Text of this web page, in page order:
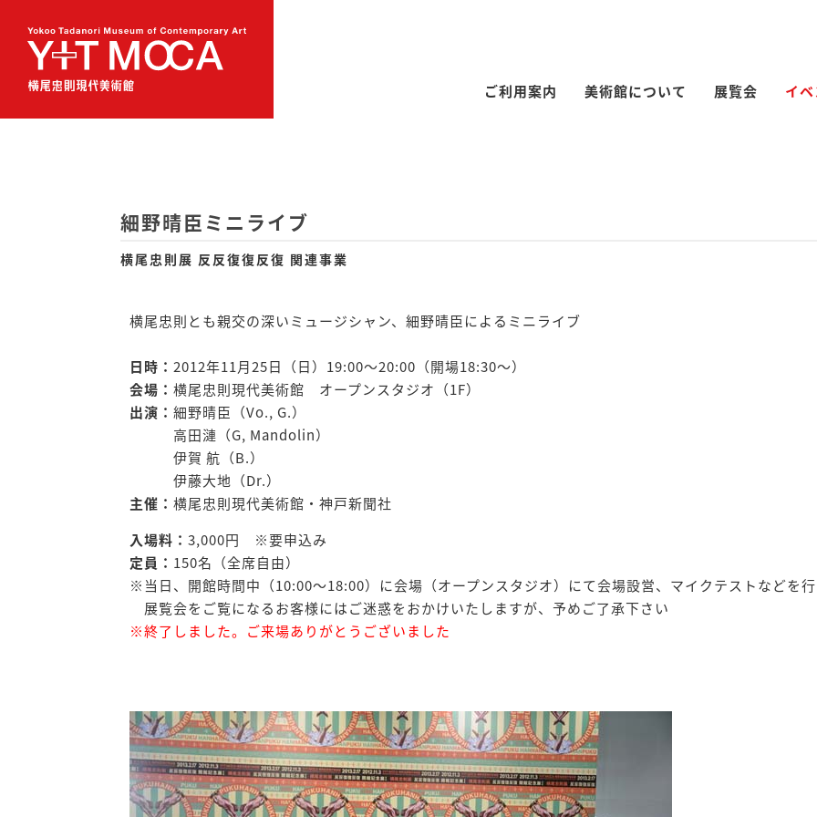
ご利用案内 美術館について 展覧会 イ
横尾忠則展 反反復復反復 関連事業
細野晴臣ミニライブ
横尾忠則とも親交の深いミュージシャン、細野晴臣によるミニライブ
日時： 2012年11月25日（日）19:00〜20:00（開場18:30〜）
会場： 横尾忠則現代美術館 オープンスタジオ（1F）
出演： 細野晴臣（Vo., G.）
高田漣（G, Mandolin）
伊賀 航（B.）
伊藤大地（Dr.）
主催： 横尾忠則現代美術館・神戸新聞社
入場料： 3,000円 ※要申込み
定員： 150名（全席自由）
※当日、開館時間中（10:00〜18:00）に会場（オープンスタジオ）にて会場設営、マイクテストなどを
展覧会をご覧になるお客様にはご迷惑をおかけいたしますが、予めご了承下さい
※終了しました。ご来場ありがとうございました